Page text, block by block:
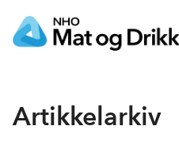
Artikkelarkiv